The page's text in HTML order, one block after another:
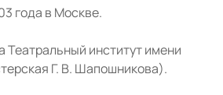
года в Москве.
Театральный институт имени
Г. В. Шапошникова).